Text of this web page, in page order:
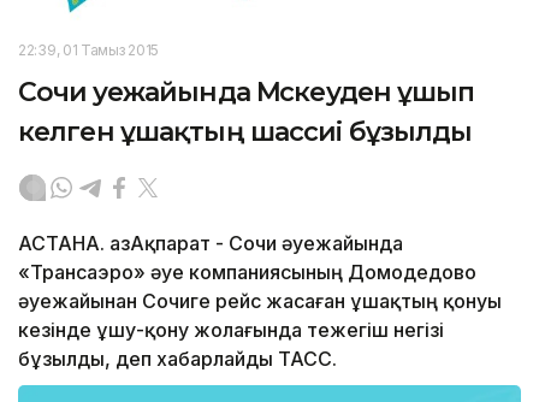
22:39, 01 Тамыз 2015
Сочи әуежайында Мәскеуден ұшып
келген ұшақтың шассиі бұзылды
АСТАНА. ҚазАқпарат - Сочи әуежайында
«Трансаэро» әуе компаниясының Домодедово
әуежайынан Сочиге рейс жасаған ұшақтың қонуы
кезінде ұшу-қону жолағында тежегіш негізі
бұзылды, деп хабарлайды ТАСС.